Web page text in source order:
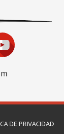
DE PRIVACIDAD